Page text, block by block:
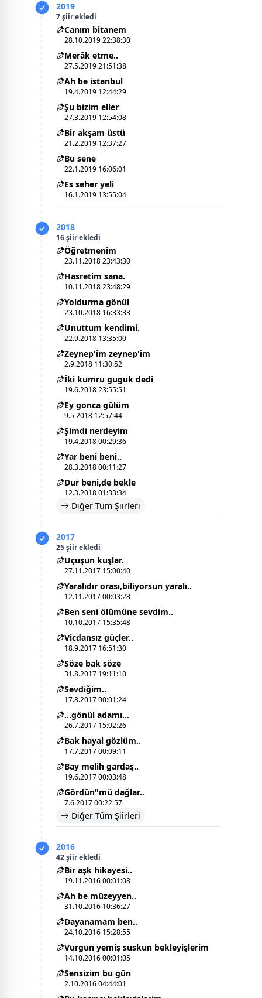
2019
7 şiir ekledi
Canım bitanem
28.10.2019 22:38:30
Merâk etme..
27.5.2019 21:51:38
Ah be istanbul
19.4.2019 12:44:29
Şu bizim eller
27.3.2019 12:54:08
Bir akşam üstü
21.2.2019 12:37:27
Bu sene
22.1.2019 16:06:01
Es seher yeli
16.1.2019 13:55:04
2018
16 şiir ekledi
Öğretmenim
23.11.2018 23:43:30
Hasretim sana.
10.11.2018 23:48:29
Yoldurma gönül
23.10.2018 16:33:33
Unuttum kendimi.
22.9.2018 13:35:00
Zeynep'im zeynep'im
2.9.2018 11:30:52
İki kumru guguk dedi
19.6.2018 23:55:51
Ey gonca gülüm
9.5.2018 12:57:44
Şimdi nerdeyim
19.4.2018 00:29:36
Yar beni beni..
28.3.2018 00:11:27
Dur beni,de bekle
12.3.2018 01:33:34
Diğer Tüm Şiirleri
2017
25 şiir ekledi
Uçuşun kuşlar.
27.11.2017 15:00:40
Yaralıdır orası,biliyorsun yaralı..
12.11.2017 00:03:28
Ben seni ölümüne sevdim..
10.10.2017 15:35:48
Vicdansız güçler..
18.9.2017 16:51:30
Söze bak söze
31.8.2017 19:11:10
Sevdiğim..
17.8.2017 00:01:24
...gönül adamı...
26.7.2017 15:02:26
Bak hayal gözlüm..
17.7.2017 00:09:11
Bay melih gardaş..
19.6.2017 00:03:48
Gördün"mü dağlar..
7.6.2017 00:22:57
Diğer Tüm Şiirleri
2016
42 şiir ekledi
Bir aşk hikayesi..
19.11.2016 00:01:08
Ah be müzeyyen..
31.10.2016 10:36:27
Dayanamam ben..
24.10.2016 15:28:55
Vurgun yemiş suskun bekleyişlerim
14.10.2016 00:01:05
Sensizim bu gün
2.10.2016 04:44:01